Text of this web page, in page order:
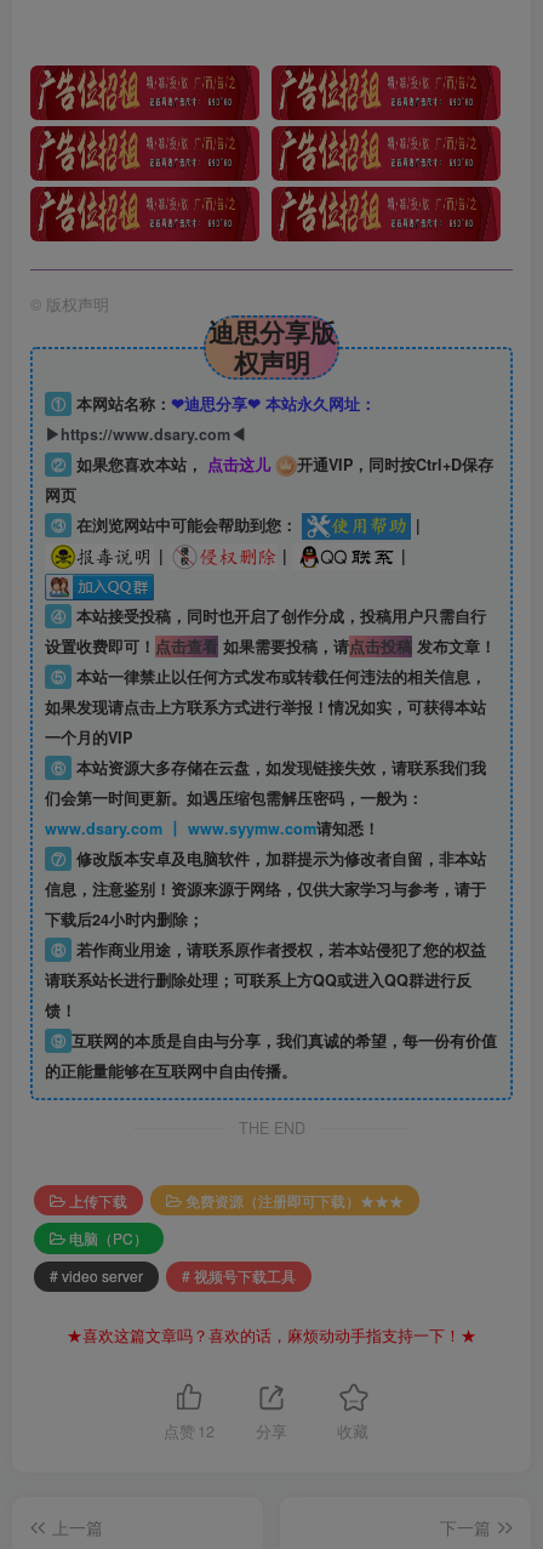
© 版权声明
迪思分享版
权声明
① 本网站名称： ❤迪思分享❤ 本站永久网址：
▶https://www.dsary.com◀
② 如果您喜欢本站， 点击这儿
开通VIP，同时按Ctrl+D保存
网页
③ 在浏览网站中可能会帮助到您：
|
|
| |
④ 本站接受投稿，同时也开启了创作分成，投稿用户只需自行
设置收费即可！ 点击查看如果需要投稿，请点击投稿发布文章！
⑤ 本站一律禁止以任何方式发布或转载任何违法的相关信息，
如果发现请点击上方联系方式进行举报！情况如实，可获得本站
一个月的VIP
⑥ 本站资源大多存储在云盘，如发现链接失效，请联系我们我
们会第一时间更新。如遇压缩包需解压密码，一般为：
www.dsary.com 丨 www.syymw.com请知悉！
⑦ 修改版本安卓及电脑软件，加群提示为修改者自留， 非本站
信息，注意鉴别！资源来源于网络，仅供大家学习与参考，请于
下载后24小时内删除；
⑧ 若作商业用途，请联系原作者授权，若本站侵犯了您的权益
请联系站长进行删除处理；可联系上方QQ或进入QQ群进行反
馈！
⑨ 互联网的本质是自由与分享，我们真诚的希望，每一份有价值
的正能量能够在互联网中自由传播。
THE END
上传下载
免费资源（注册即可下载）★★★
电脑（PC）
# video server
# 视频号下载工具
★喜欢这篇文章吗？喜欢的话，麻烦动动手指支持一下！★
点赞 12 分享 收藏
上一篇
下一篇